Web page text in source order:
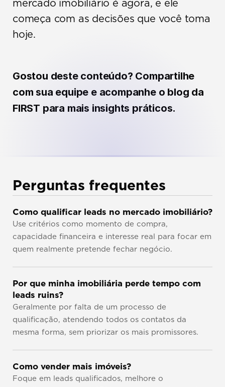
mercado imobiliário é agora, e ele
começa com as decisões que você toma
hoje.
Gostou deste conteúdo? Compartilhe
com sua equipe e acompanhe o blog da
FIRST para mais insights práticos.
Perguntas frequentes
Como qualificar leads no mercado imobiliário?
Use critérios como momento de compra,
capacidade financeira e interesse real para focar em
quem realmente pretende fechar negócio.
Por que minha imobiliária perde tempo com
leads ruins?
Geralmente por falta de um processo de
qualificação, atendendo todos os contatos da
mesma forma, sem priorizar os mais promissores.
Como vender mais imóveis?
Foque em leads qualificados, melhore o